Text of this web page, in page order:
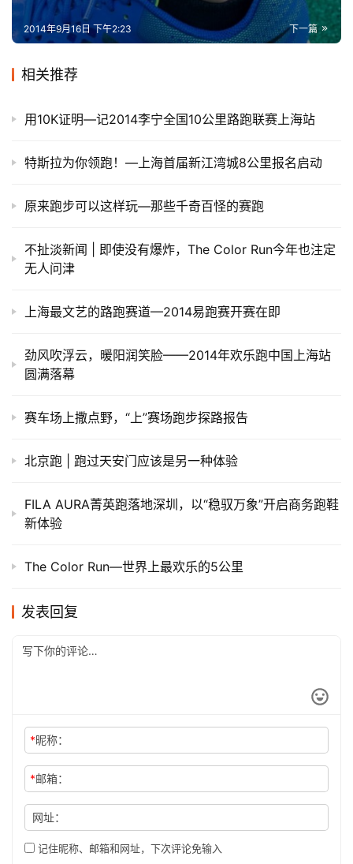
下一篇
2014年9月16日 下午2:23
相关推荐
用10K证明—记2014李宁全国10公里路跑联赛上海站
特斯拉为你领跑！—上海首届新江湾城8公里报名启动
原来跑步可以这样玩—那些千奇百怪的赛跑
不扯淡新闻 | 即使没有爆炸，The Color Run今年也注定
无人问津
上海最文艺的路跑赛道—2014易跑赛开赛在即
劲风吹浮云，暖阳润笑脸——2014年欢乐跑中国上海站
圆满落幕
赛车场上撒点野，“上”赛场跑步探路报告
北京跑 | 跑过天安门应该是另一种体验
FILA AURA菁英跑落地深圳，以“稳驭万象”开启商务跑鞋
新体验
The Color Run—世界上最欢乐的5公里
发表回复
*昵称：
*邮箱：
网址：
记住昵称、邮箱和网址，下次评论免输入